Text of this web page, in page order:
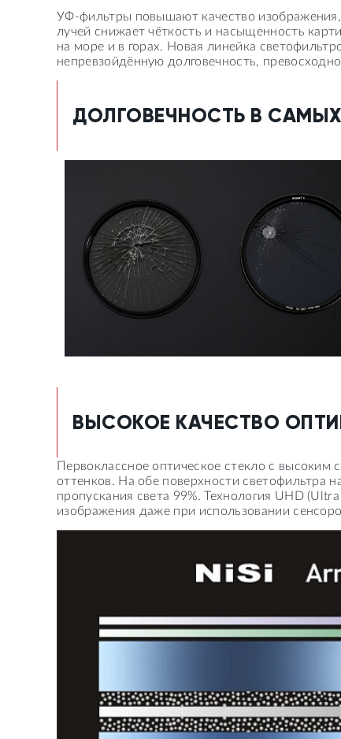
УФ-фильтры повышают качество изображения,
лучей снижает чёткость и насыщенность
на море и в горах. Новая линейка
непревзойдённую долговечность,
ДОЛГОВЕЧНОСТЬ В
ВЫСОКОЕ КАЧЕСТВО
Первоклассное оптическое стекло с высоким
оттенков. На обе поверхности светофильтра
пропускания света 99%. Технология UHD
изображения даже при использовании